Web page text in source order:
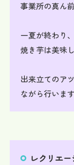
事業所の真ん
一夏が終わり
焼き芋は美味
出来立てのア
ながら行います
レクリエ